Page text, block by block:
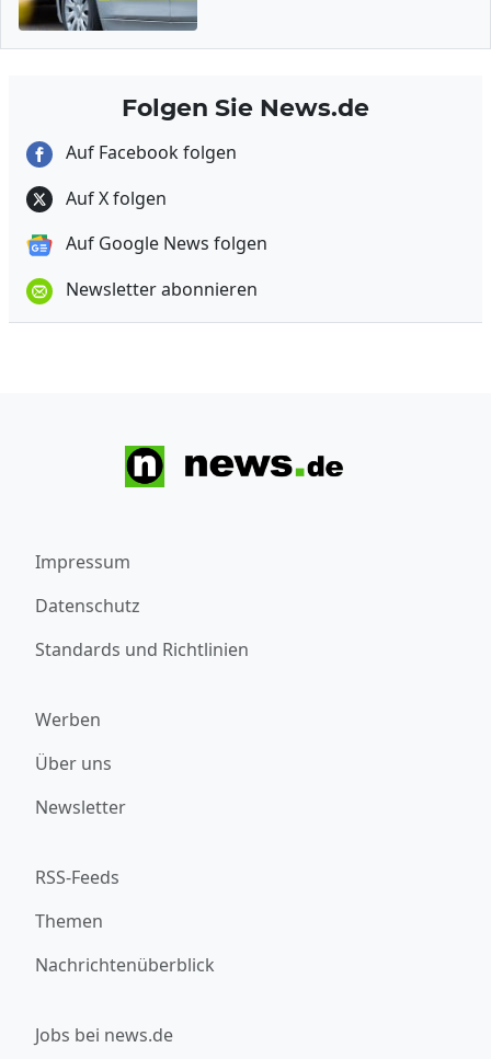
Folgen Sie News.de
Auf Facebook folgen
Auf X folgen
Auf Google News folgen
Newsletter abonnieren
Impressum
Datenschutz
Standards und Richtlinien
Werben
Über uns
Newsletter
RSS-Feeds
Themen
Nachrichtenüberblick
Jobs bei news.de